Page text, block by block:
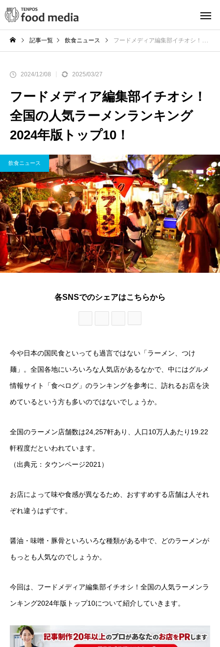
記事一覧 飲食ニュース フードメディア編集部イチオシ！全国の人気ラーメンランキング2024年版トップ10！
2024/12/08 2025/03/27
フードメディア編集部イチオシ！
全国の人気ラーメンランキング
2024年版トップ10！
飲食ニュース
各SNSでのシェアはこちらから
今や日本の国民食といっても過言ではない「ラーメン、つけ
麺」。全国各地にいろいろな人気店があるなかで、中にはグルメ
情報サイト「食べログ」のランキングを参考に、訪れるお店を決
めているという方も多いのではないでしょうか。
全国のラーメン店舗数は24,257軒あり、人口10万人あたり19.22
軒程度だといわれています。
（出典元：タウンページ2021）
お店によって味や食感が異なるため、おすすめする店舗は人それ
ぞれ違うはずです。
醤油・味噌・豚骨といろいろな種類がある中で、どのラーメンが
もっとも人気なのでしょうか。
今回は、フードメディア編集部イチオシ！全国の人気ラーメンラ
ンキング2024年版トップ10について紹介していきます。